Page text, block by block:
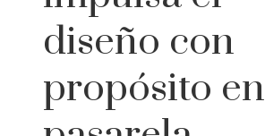
diseño con
propósito en